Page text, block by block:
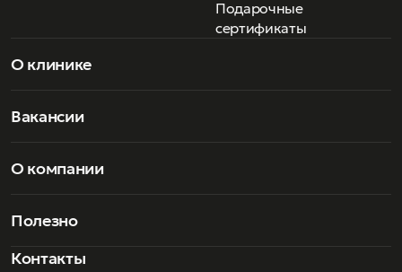
Подарочные
сертификаты
О клинике
Вакансии
О компании
Полезно
Контакты